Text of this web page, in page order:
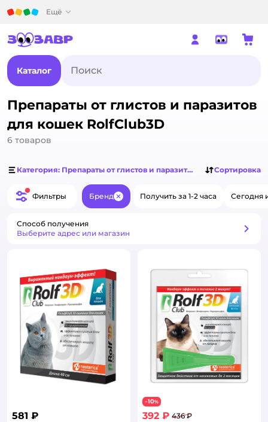
Ещё
Каталог
Препараты от глистов и паразитов
для кошек RolfClub3D
6 товаров
Категория: Препараты от глистов и паразитов для кошек
Сортировка
Фильтры Бренд ЗакрытьПолучить за 1-2 часа Сегодня
Способ получения
Выберите адрес или магазин
581 ₽
−10%
392 ₽ 436 ₽